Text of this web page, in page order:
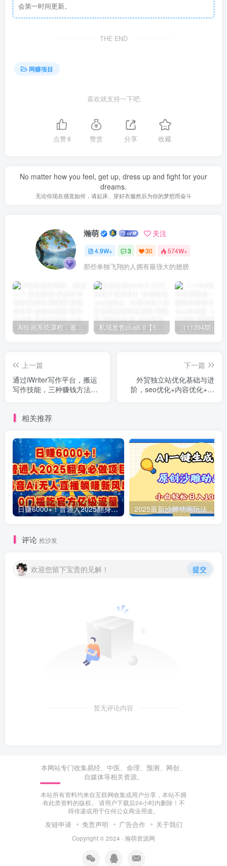
会第一时间更新。
THE END
网赚项目
喜欢就支持一下吧
点赞8 赞赏 分享 收藏
No matter how you feel, get up, dress up and fight for your
dreams.
无论你现在感觉如何，请起床、穿好衣服然后为你的梦想而奋斗
瀚萌 关注
4.9W+ 3 30 574W+
那些单独飞翔的人拥有最强大的翅膀
AI绘画系统课程，基础入门-实战案例-商业应用 私域发售plus6.0【5月份线下课录音】/全域套装sop流程包，社群发售工具套装模型
上一篇
通过iWriter写作平台，搬运
写作技能，三种赚钱方法，
下一篇
外贸独立站优化基础与进
阶，seo优化+内容优化+引
相关推荐
日赚6000+！普通人2025翻身必做项目，抖音Ai无人直播躺赚新风口，0门槛吃官方亿级流量
评论 抢沙发
欢迎您留下宝贵的见解！ 提交
暂无评论内容
本网站专门收集易经、中医、命理、预测、网创、
自媒体等相关资源。
本站所有资料均来自互联网收集或用户分享，本站不拥
有此类资料的版权。 请用户下载后24小时内删除！不
得传递或用于任何公众商业用途。
友链申请 免责声明 广告合作 关于我们
Copyright © 2024 · 瀚萌资源网